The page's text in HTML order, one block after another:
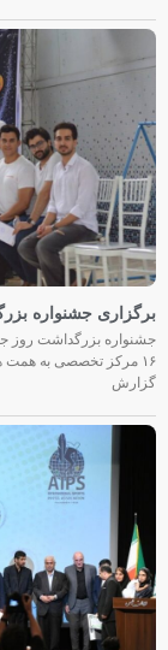
برگزاری جشنواره
۱۶ مرکز تخصصی به همت
گزارش